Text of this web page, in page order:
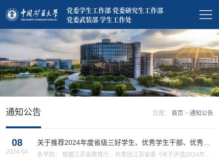
党委学生工作部 党委研究生工作部
党委武装部 学生工作处
通知公告 位置：首页 >通知公告
08
2024-04
关于推荐2024年度省级三好学生、优秀学生干部、优秀毕
业生和先进班集体的通知
各学院： 根据江苏省教育厅、共青团江苏省委《关于评选2024年度